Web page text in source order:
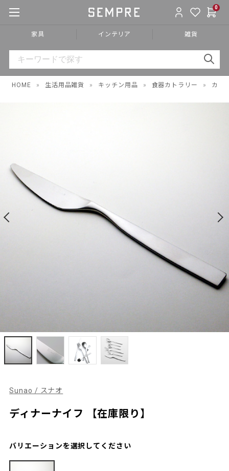
0
家具 インテリア 雑貨
HOME » 生活用品雑貨 » キッチン用品 » 食器カトラリー » カト
Sunao / スナオ
ディナーナイフ 【在庫限り】
バリエーションを選択してください